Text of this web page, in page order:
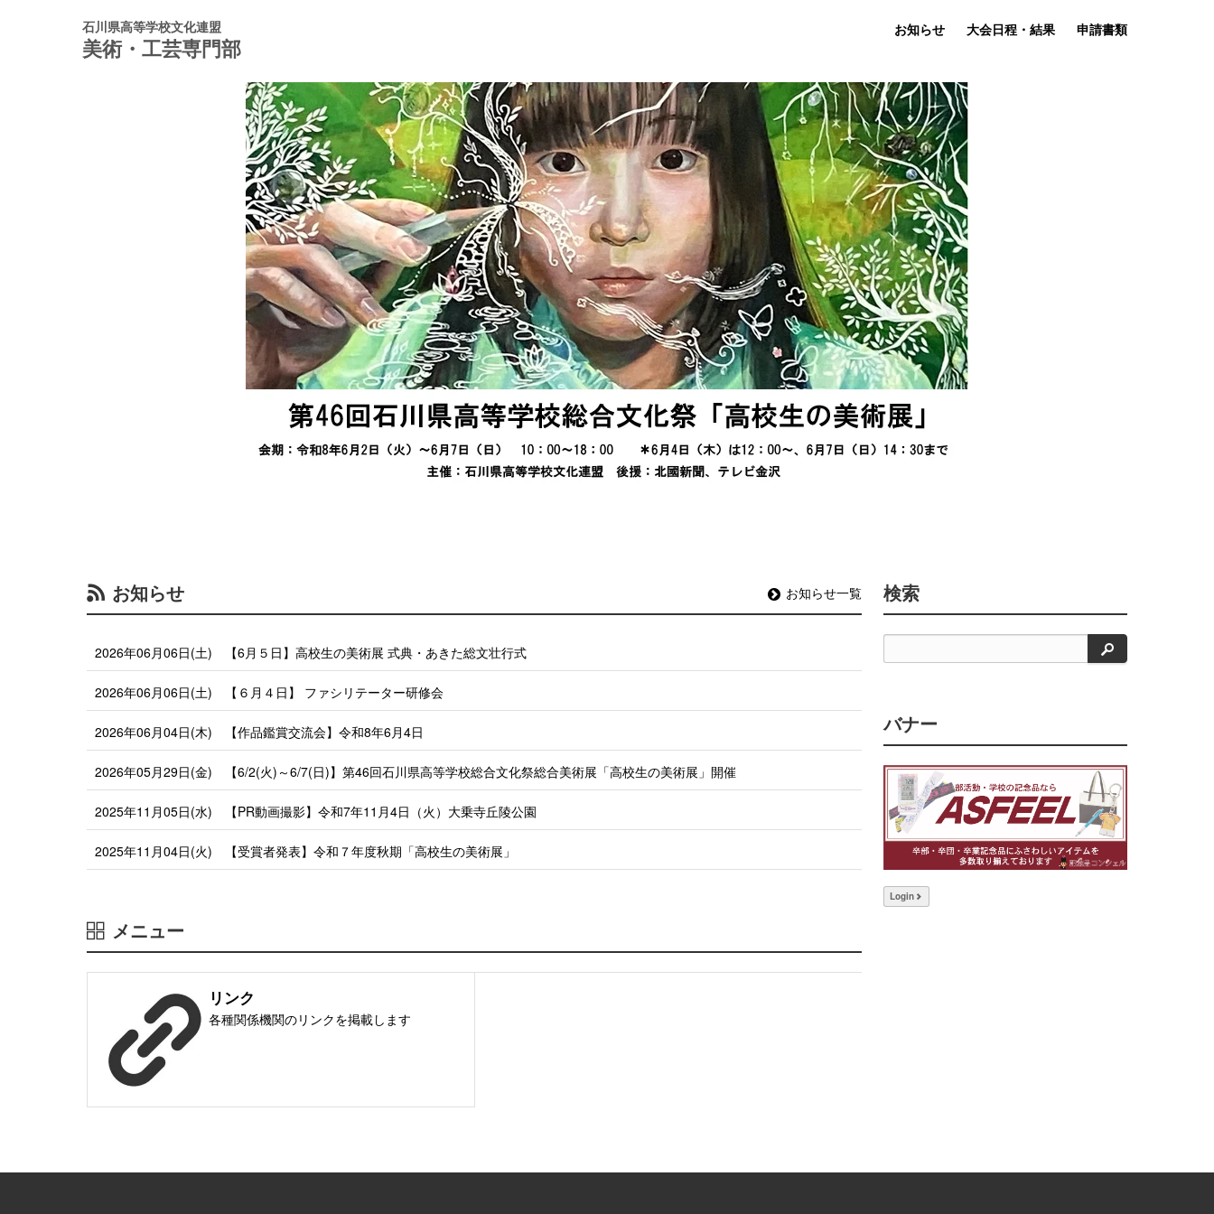
石川県高等学校文化連盟
美術・工芸専門部
お知らせ 大会日程・結果 申請書類
お知らせ お知らせ一覧
2026年06月06日(土) 【6月５日】高校生の美術展 式典・あきた総文壮行式
2026年06月06日(土) 【６月４日】 ファシリテーター研修会
2026年06月04日(木) 【作品鑑賞交流会】令和8年6月4日
2026年05月29日(金) 【6/2(火)～6/7(日)】第46回石川県高等学校総合文化祭総合美術展「高校生の美術展」開催
2025年11月05日(水) 【PR動画撮影】令和7年11月4日（火）大乗寺丘陵公園
2025年11月04日(火) 【受賞者発表】令和７年度秋期「高校生の美術展」
メニュー
リンク
各種関係機関のリンクを掲載します
検索
検
索
バナー
Login